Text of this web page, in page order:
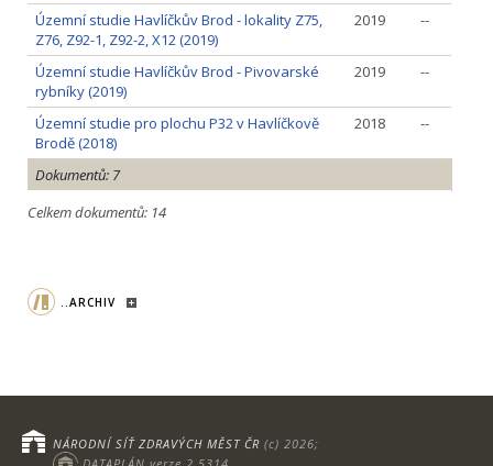
Územní studie Havlíčkův Brod - lokality Z75,
Z76, Z92-1, Z92-2, X12 (2019)
2019 --
Územní studie Havlíčkův Brod - Pivovarské
rybníky (2019)
2019 --
Územní studie pro plochu P32 v Havlíčkově
Brodě (2018)
2018 --
Dokumentů: 7
Celkem dokumentů: 14
..ARCHIV
NÁRODNÍ SÍŤ ZDRAVÝCH MĚST ČR (c) 2026;